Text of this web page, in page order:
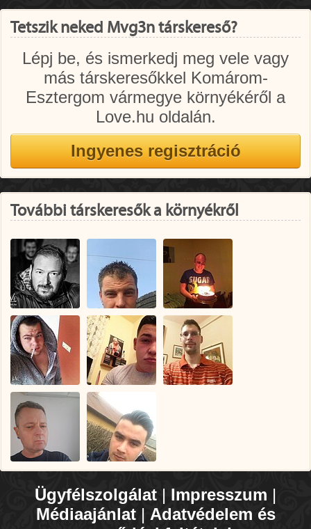
Tetszik neked Mvg3n társkereső?
Lépj be, és ismerkedj meg vele vagy
más társkeresőkkel Komárom-
Esztergom vármegye környékéről a
Love.hu oldalán.
További társkeresők a környékről
Ügyfélszolgálat | Impresszum |
Médiaajánlat| Adatvédelem és